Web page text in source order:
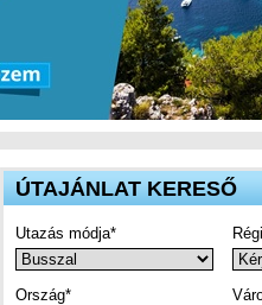
ÚTAJÁNLAT KERESŐ
Utazás módja*
Ország*